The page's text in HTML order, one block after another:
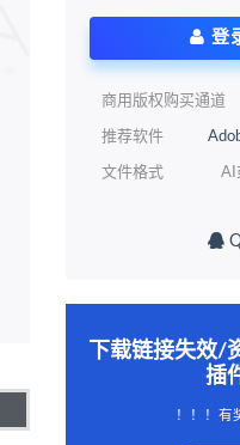
登
商用版权购买通道
推荐软件
文件格式 AI
下载链接失效/
插
！！！有